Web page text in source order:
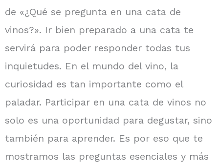
de «¿Qué se pregunta en una cata de
vinos?». Ir bien preparado a una cata te
servirá para poder responder todas tus
inquietudes. En el mundo del vino, la
curiosidad es tan importante como el
paladar. Participar en una cata de vinos no
solo es una oportunidad para degustar, sino
también para aprender. Es por eso que te
mostramos las preguntas esenciales y más